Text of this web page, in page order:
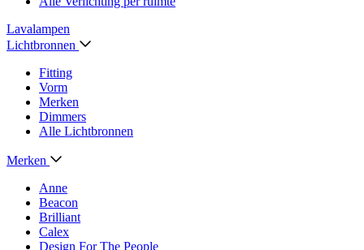
Lavalampen
Lichtbronnen
Fitting
Vorm
Merken
Dimmers
Alle Lichtbronnen
Merken
Anne
Beacon
Brilliant
Calex
Design For The People